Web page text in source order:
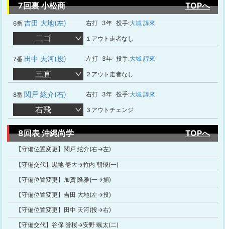
7回裏 小松商 TOPへ
6番 吉田 大地(左) 右打 3年 投手:大城 諄來
二ゴ １アウト走者なし
7番 田中 天河(投) 左打 3年 投手:大城 諄來
三直 ２アウト走者なし
8番 関戸 絃介(右) 右打 3年 投手:大城 諄來
右飛 ３アウトチェンジ
8回表 沖縄尚学 TOPへ
【守備位置変更】関戸 絃介(右→左)
【守備交代】黒地 壱大→竹内 朝飛(一)
【守備位置変更】加賀 隆雅(一→捕)
【守備位置変更】吉田 大地(左→投)
【守備位置変更】田中 天河(投→右)
【守備交代】谷保 誉桜→安野 颯太(二)